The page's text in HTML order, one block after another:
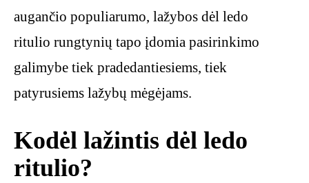
augančio populiarumo, lažybos dėl ledo
ritulio rungtynių tapo įdomia pasirinkimo
galimybe tiek pradedantiesiems, tiek
patyrusiems lažybų mėgėjams.
Kodėl lažintis dėl ledo
ritulio?